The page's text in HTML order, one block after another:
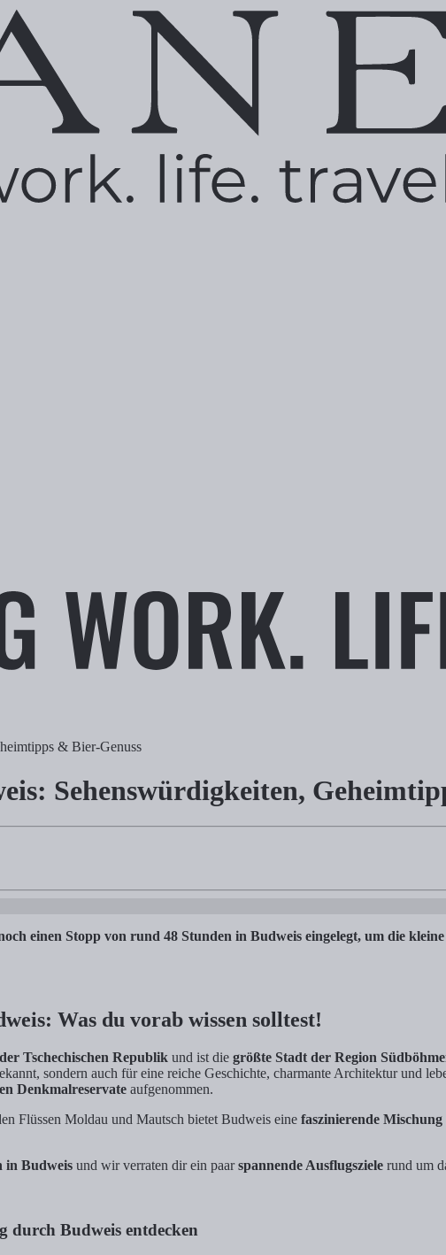
& Bier-Genuss
der Stadt in Tschechien und verraten dir echte Geheimtipps.
Sehenswürdigkeiten,
einen Stopp von rund 48 Stunden in Budweis eingelegt, um die
Was du vorab wissen solltest!
Tschechischen Republik und ist die größte Stadt der Region
sondern auch für eine reiche Geschichte, charmante Architektur und
Denkmalreservate aufgenommen.
Flüssen Moldau und Mautsch bietet Budweis eine faszinierende
in Budweis und wir verraten dir ein paarspannende Ausflugsziele rund um
durch Budweis entdecken